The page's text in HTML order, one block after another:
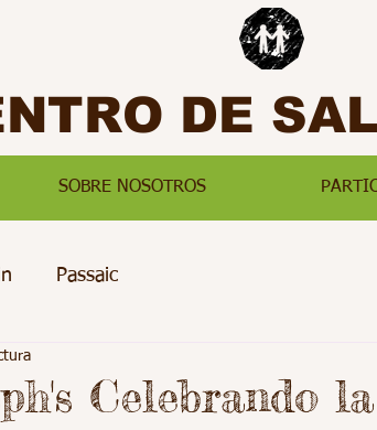
DE
SOBRE NOSOTROS
Passaic
Celebrando